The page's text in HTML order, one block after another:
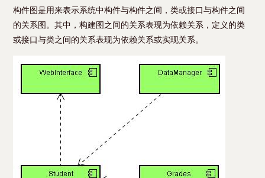
构件图是用来表示系统中构件与构件之间，类或接口与构件之间
的关系图。其中，构建图之间的关系表现为依赖关系，定义的类
或接口与类之间的关系表现为依赖关系或实现关系。